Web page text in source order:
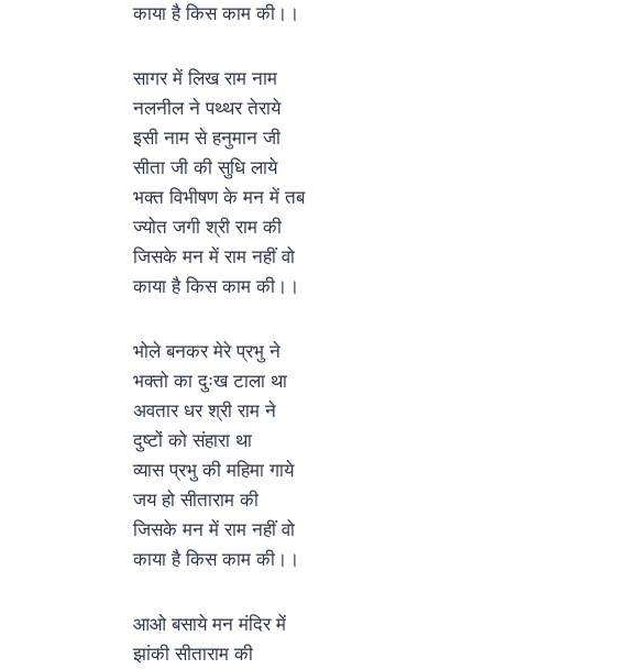
काया है किस काम की।।
सागर में लिख राम नाम
नलनील ने पथ्थर तेराये
इसी नाम से हनुमान जी
सीता जी की सुधि लाये
भक्त विभीषण के मन में तब
ज्योत जगी श्री राम की
जिसके मन में राम नहीं वो
काया है किस काम की।।
भोले बनकर मेरे प्रभु ने
भक्तो का दुःख टाला था
अवतार धर श्री राम ने
दुष्टों को संहारा था
व्यास प्रभु की महिमा गाये
जय हो सीताराम की
जिसके मन में राम नहीं वो
काया है किस काम की।।
आओ बसाये मन मंदिर में
झांकी सीताराम की